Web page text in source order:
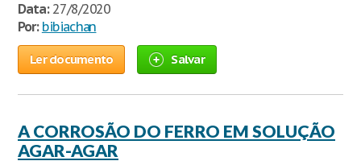
Data:27/8/2020
Por: bibiachan
Ler documento Salvar
A CORROSÃO DO FERRO EM SOLUÇÃO
AGAR-AGAR